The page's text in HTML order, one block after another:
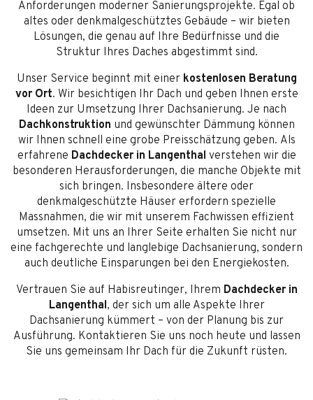
Anforderungen moderner Sanierungsprojekte. Egal ob
altes oder denkmalgeschütztes Gebäude – wir bieten
Lösungen, die genau auf Ihre Bedürfnisse und die
Struktur Ihres Daches abgestimmt sind.
Unser Service beginnt mit einer kostenlosen Beratung
vor Ort. Wir besichtigen Ihr Dach und geben Ihnen erste
Ideen zur Umsetzung Ihrer Dachsanierung. Je nach
Dachkonstruktion und gewünschter Dämmung können
wir Ihnen schnell eine grobe Preisschätzung geben. Als
erfahrene Dachdecker in Langenthal verstehen wir die
besonderen Herausforderungen, die manche Objekte mit
sich bringen. Insbesondere ältere oder
denkmalgeschützte Häuser erfordern spezielle
Massnahmen, die wir mit unserem Fachwissen effizient
umsetzen. Mit uns an Ihrer Seite erhalten Sie nicht nur
eine fachgerechte und langlebige Dachsanierung, sondern
auch deutliche Einsparungen bei den Energiekosten.
Vertrauen Sie auf Habisreutinger, Ihrem Dachdecker in
Langenthal, der sich um alle Aspekte Ihrer
Dachsanierung kümmert – von der Planung bis zur
Ausführung. Kontaktieren Sie uns noch heute und lassen
Sie uns gemeinsam Ihr Dach für die Zukunft rüsten.